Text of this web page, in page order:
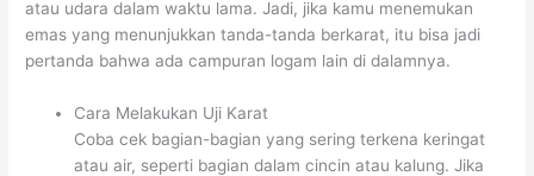
atau udara dalam waktu lama. Jadi, jika kamu menemukan
emas yang menunjukkan tanda-tanda berkarat, itu bisa jadi
pertanda bahwa ada campuran logam lain di dalamnya.
Cara Melakukan Uji Karat
Coba cek bagian-bagian yang sering terkena keringat
atau air, seperti bagian dalam cincin atau kalung. Jika